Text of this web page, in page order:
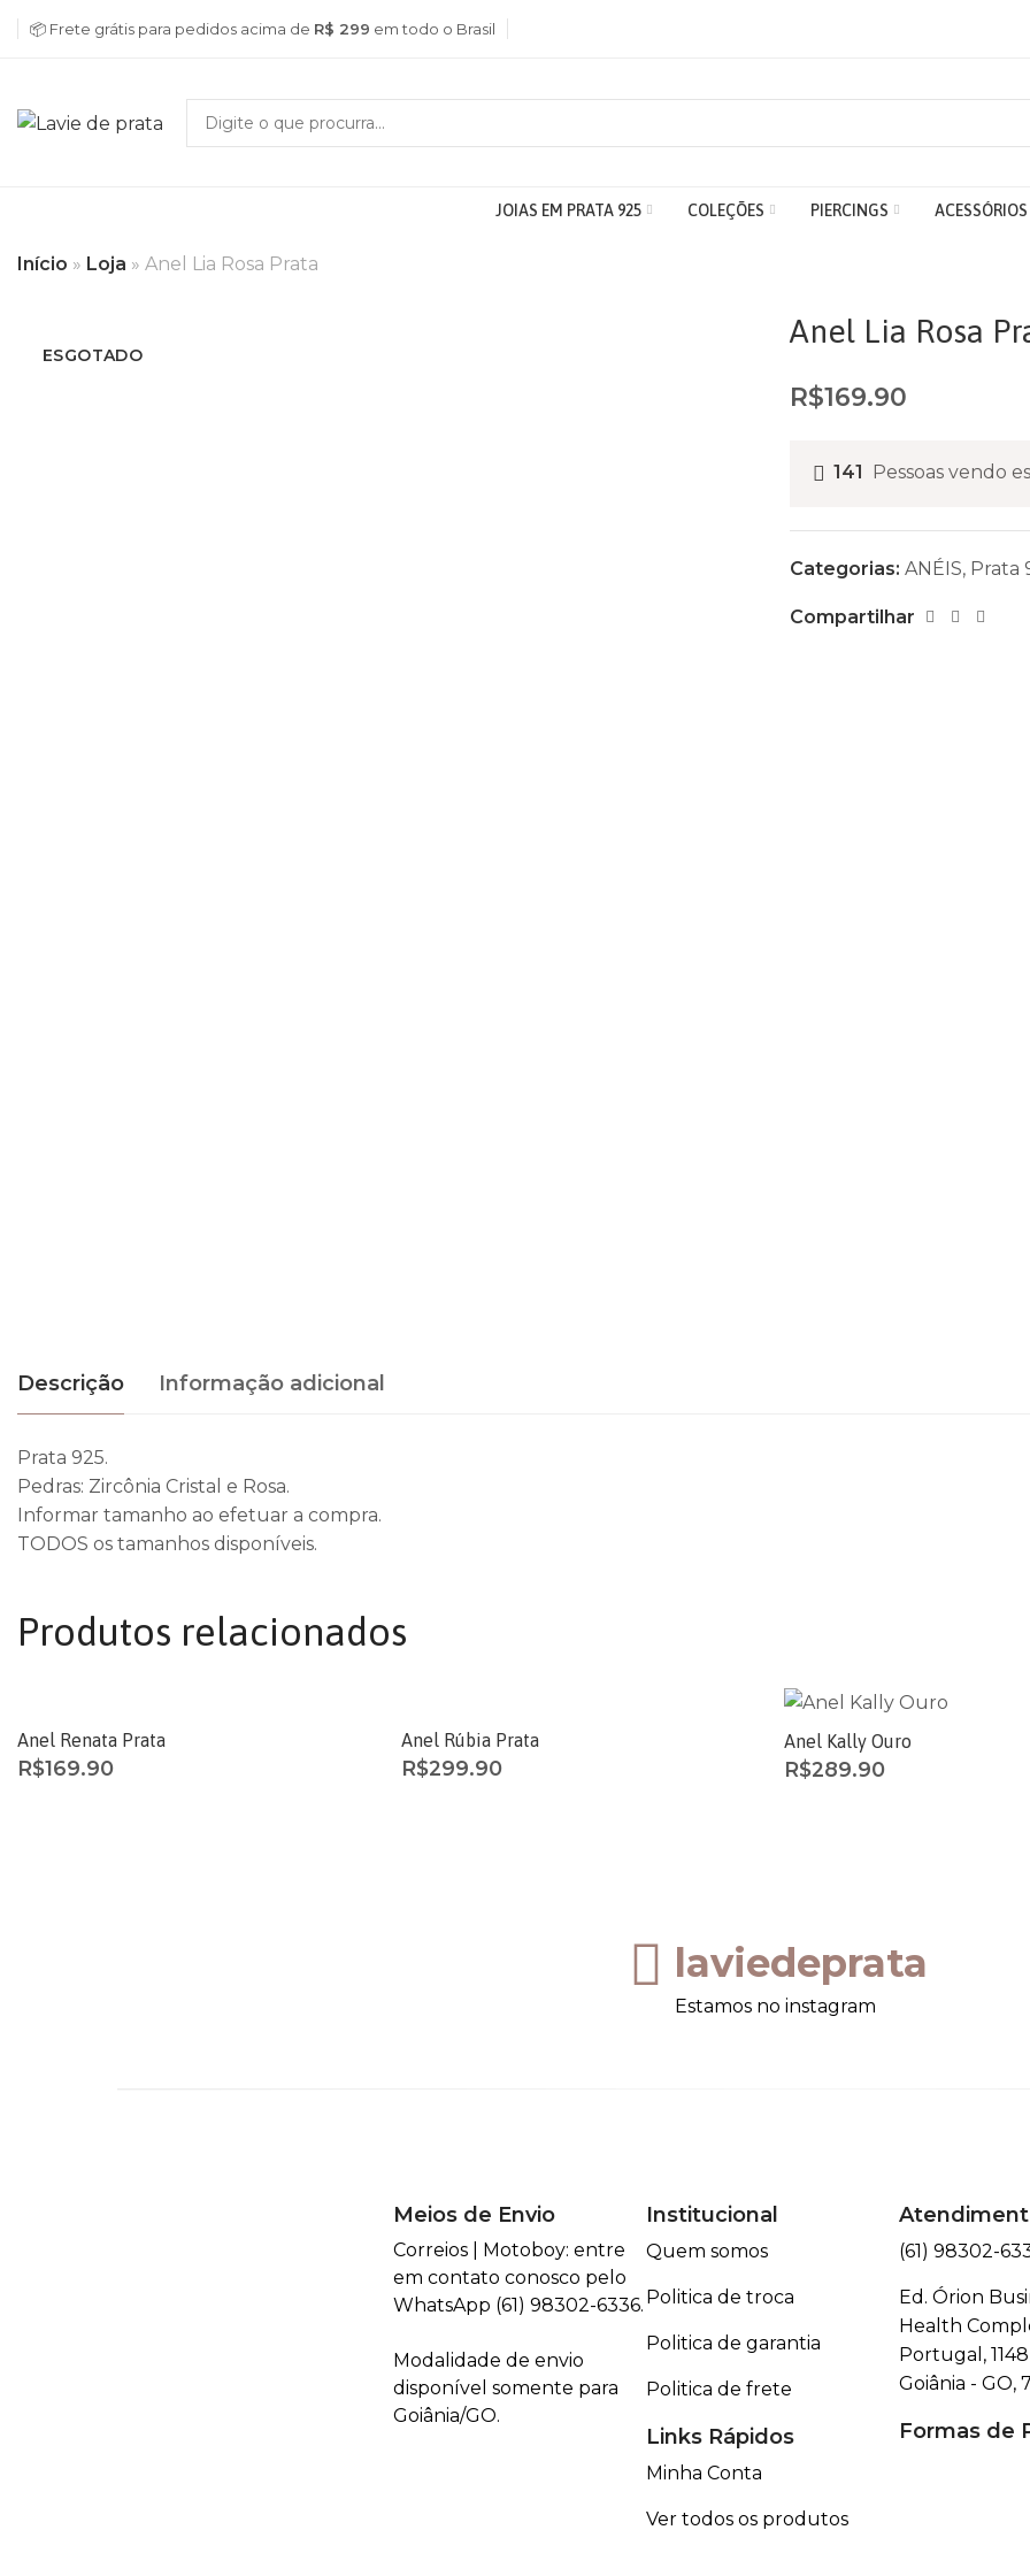
📦 Frete grátis para pedidos acima de R$ 299 em todo o Brasil
JOIAS EM PRATA 925 COLEÇÕES PIERCINGS ACESSÓRIOS
Início » Loja » Anel Lia Rosa Prata
ESGOTADO
Anel Lia Rosa
R$169.90
141 Pessoas vendo
Categorias: ANÉIS, Prata
Compartilhar
Descrição Informação adicional
Prata 925.
Pedras: Zircônia Cristal e Rosa.
Informar tamanho ao efetuar a compra.
TODOS os tamanhos disponíveis.
Produtos relacionados
Anel Renata Prata
R$169.90
Anel Rúbia Prata
R$299.90
Anel Kally Ouro
R$289.90
laviedeprata
Estamos no instagram
Meios de Envio
Correios | Motoboy: entre
em contato conosco pelo
WhatsApp (61) 98302-6336.
Modalidade de envio
disponível somente para
Goiânia/GO.
Institucional
Quem somos
Politica de troca
Politica de garantia
Politica de frete
Links Rápidos
Minha Conta
Ver todos os produtos
(61) 98302-
Ed. Órion
Health
Portugal,
Goiânia - GO,
Formas de